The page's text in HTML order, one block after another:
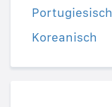
Portugiesisch
Koreanisch